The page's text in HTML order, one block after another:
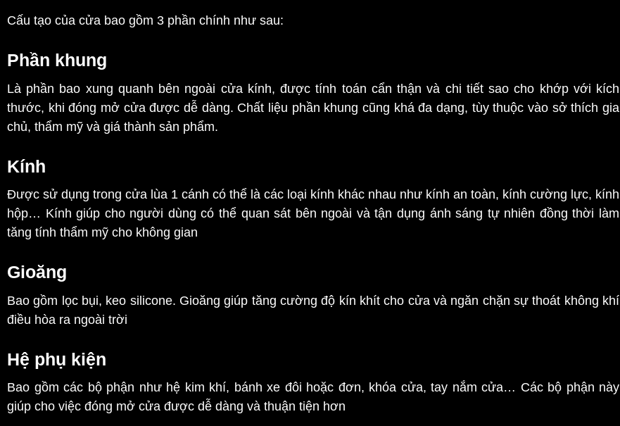
Cấu tạo của cửa bao gồm 3 phần chính như sau:
Phần khung
Là phần bao xung quanh bên ngoài cửa kính, được tính toán cẩn thận và chi tiết sao cho khớp với kích
thước, khi đóng mở cửa được dễ dàng. Chất liệu phần khung cũng khá đa dạng, tùy thuộc vào sở thích gia
chủ, thẩm mỹ và giá thành sản phẩm.
Kính
Được sử dụng trong cửa lùa 1 cánh có thể là các loại kính khác nhau như kính an toàn, kính cường lực, kính
hộp… Kính giúp cho người dùng có thể quan sát bên ngoài và tận dụng ánh sáng tự nhiên đồng thời làm
tăng tính thẩm mỹ cho không gian
Gioăng
Bao gồm lọc bụi, keo silicone. Gioăng giúp tăng cường độ kín khít cho cửa và ngăn chặn sự thoát không khí
điều hòa ra ngoài trời
Hệ phụ kiện
Bao gồm các bộ phận như hệ kim khí, bánh xe đôi hoặc đơn, khóa cửa, tay nắm cửa… Các bộ phận này
giúp cho việc đóng mở cửa được dễ dàng và thuận tiện hơn